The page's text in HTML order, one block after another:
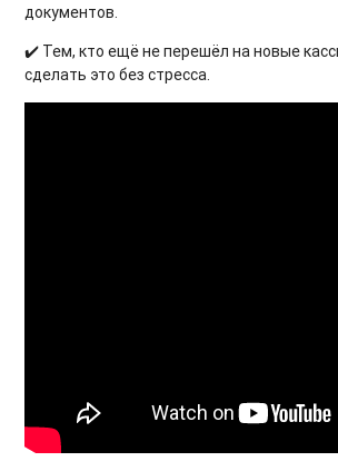
документов.
✔️ Тем, кто ещё не перешёл на новые
сделать это без стресса.